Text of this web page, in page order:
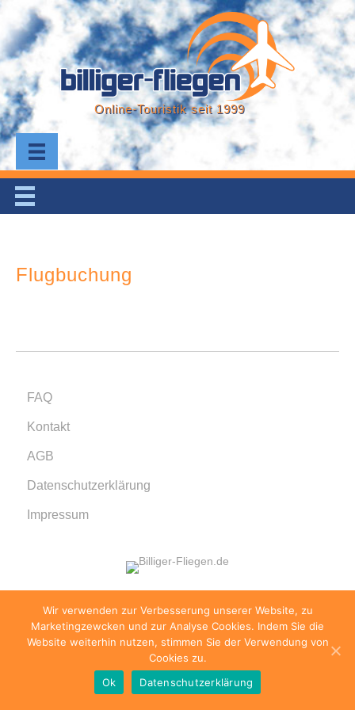
Online-Touristik seit 1999
Flugbuchung
FAQ
Kontakt
AGB
Datenschutzerklärung
Impressum
© 1999 - 2026 billiger-fliegen.de · Alle Rechte
vorbehalten.
Wir verwenden zur Verbesserung unserer Website, zu
Marketingzewcken und zur Analyse Cookies. Indem Sie die
Website weiterhin nutzen, stimmen Sie der Verwendung von
Cookies zu.
Ok
Datenschutzerklärung